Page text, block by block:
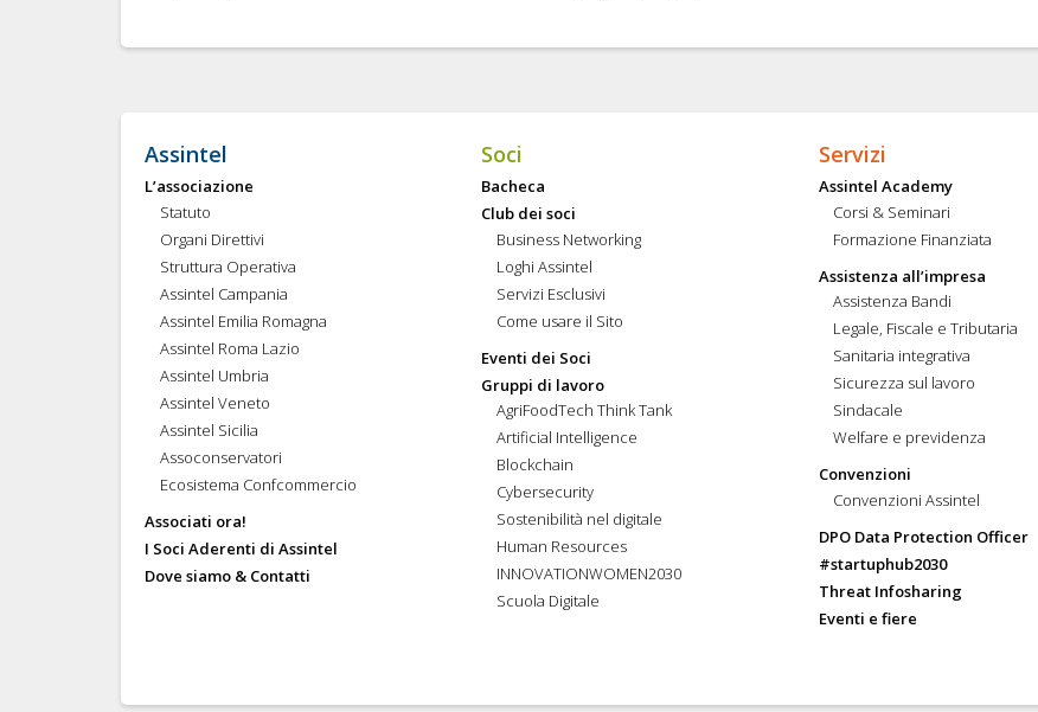
Assintel
L’associazione
Statuto
Organi Direttivi
Struttura Operativa
Assintel Campania
Assintel Emilia Romagna
Assintel Roma Lazio
Assintel Umbria
Assintel Veneto
Assintel Sicilia
Assoconservatori
Ecosistema Confcommercio
Associati ora!
I Soci Aderenti di Assintel
Dove siamo & Contatti
Soci
Bacheca
Club dei soci
Business Networking
Loghi Assintel
Servizi Esclusivi
Come usare il Sito
Eventi dei Soci
Gruppi di lavoro
AgriFoodTech Think Tank
Artificial Intelligence
Blockchain
Cybersecurity
Sostenibilità nel digitale
Human Resources
INNOVATIONWOMEN2030
Scuola Digitale
Servizi
Assintel Academy
Corsi & Seminari
Formazione Finanziata
Assistenza all’impresa
Assistenza Bandi
Legale, Fiscale e Tributaria
Sanitaria integrativa
Sicurezza sul lavoro
Sindacale
Welfare e previdenza
Convenzioni
Convenzioni Assintel
DPO Data Protection Officer
#startuphub2030
Threat Infosharing
Eventi e fiere